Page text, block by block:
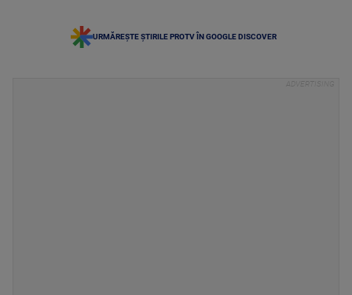
URMĂREȘTE ȘTIRILE PROTV ÎN GOOGLE DISCOVER